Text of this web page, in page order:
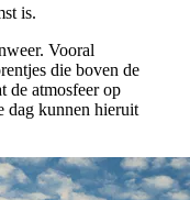
is.
Vooral
die boven de
de atmosfeer op
dag kunnen hieruit